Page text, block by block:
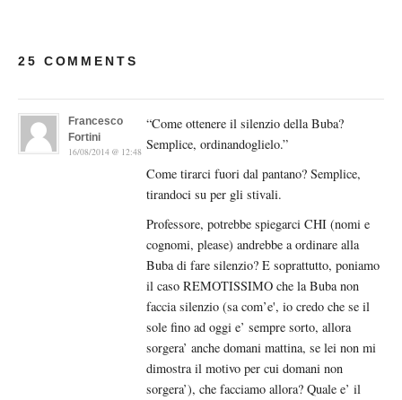
25 COMMENTS
Francesco
Fortini
16/08/2014 @ 12:48
“Come ottenere il silenzio della Buba?
Semplice, ordinandoglielo.”
Come tirarci fuori dal pantano? Semplice,
tirandoci su per gli stivali.
Professore, potrebbe spiegarci CHI (nomi e
cognomi, please) andrebbe a ordinare alla
Buba di fare silenzio? E soprattutto, poniamo
il caso REMOTISSIMO che la Buba non
faccia silenzio (sa com’e', io credo che se il
sole fino ad oggi e’ sempre sorto, allora
sorgera’ anche domani mattina, se lei non mi
dimostra il motivo per cui domani non
sorgera’), che facciamo allora? Quale e’ il